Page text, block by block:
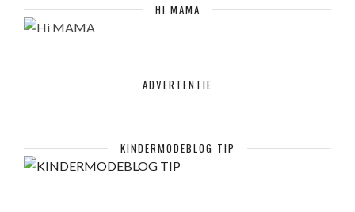
HI MAMA
ADVERTENTIE
KINDERMODEBLOG TIP